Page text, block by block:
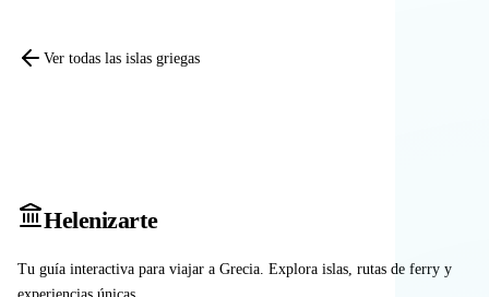
Ver todas las islas griegas
Helenizarte
Tu guía interactiva para viajar a Grecia. Explora islas, rutas de ferry y